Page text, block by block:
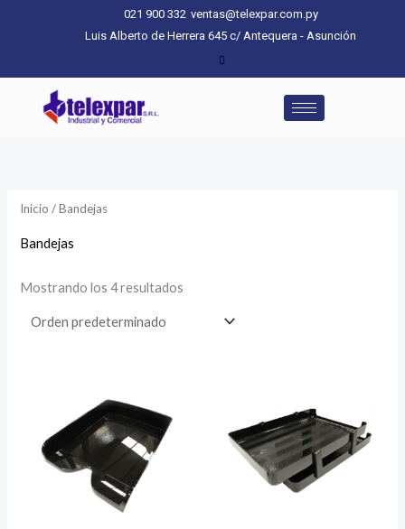
021 900 332 ventas@telexpar.com.py
Luis Alberto de Herrera 645 c/ Antequera - Asunción
Inicio / Bandejas
Bandejas
Mostrando los 4 resultados